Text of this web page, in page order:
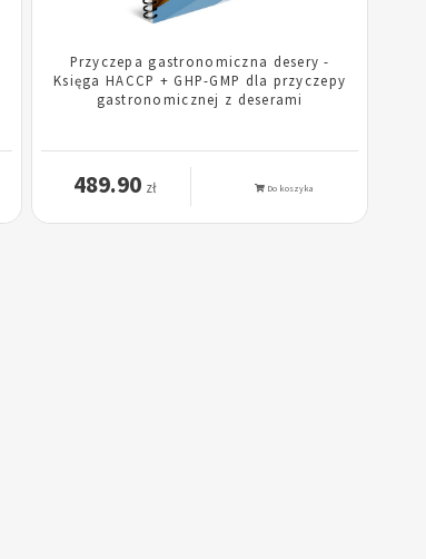
Przyczepa gastronomiczna desery -
Księga HACCP + GHP-GMP dla przyczepy
gastronomicznej z deserami
489.90 zł Do koszyka